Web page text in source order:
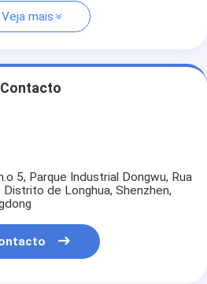
Veja mais
Contacto
5, Parque Industrial Dongwu, Rua
Distrito de Longhua, Shenzhen,